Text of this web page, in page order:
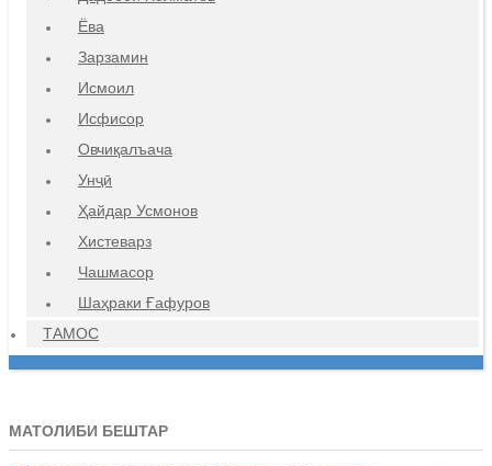
Ёва
Зарзамин
Исмоил
Исфисор
Овчиқалъача
Унҷӣ
Ҳайдар Усмонов
Хистеварз
Чашмасор
Шаҳраки Ғафуров
ТАМОС
МАТОЛИБИ БЕШТАР